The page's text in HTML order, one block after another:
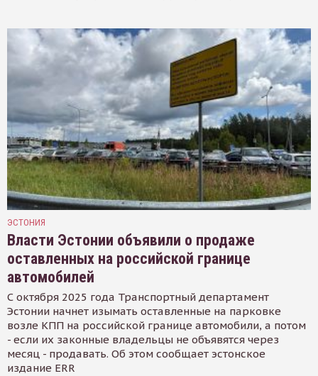
ЭСТОНИЯ
Власти Эстонии объявили о продаже
оставленных на российской границе
автомобилей
С октября 2025 года Транспортный департамент
Эстонии начнет изымать оставленные на парковке
возле КПП на российской границе автомобили, а потом
- если их законные владельцы не объявятся через
месяц - продавать. Об этом сообщает эстонское
издание ERR